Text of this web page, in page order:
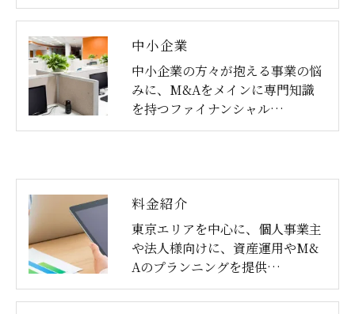
中小企業
中小企業の方々が抱える事業の悩
みに、M&Aをメインに専門知識
を持つファイナンシャル…
料金紹介
東京エリアを中心に、個人事業主
や法人様向けに、資産運用やM&
Aのプランニングを提供…